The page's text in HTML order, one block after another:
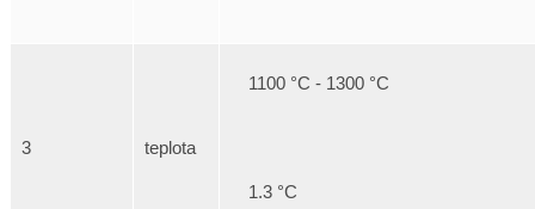
3 teplota
1100 °C - 1300 °C
1.3 °C